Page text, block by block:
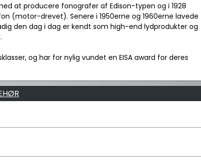
at producere fonografer af Edison-typen og i 1928
(motor-drevet). Senere i 1950erne og 1960erne lavede
den dag i dag er kendt som high-end lydprodukter og
og har for nylig vundet en EISA award for deres